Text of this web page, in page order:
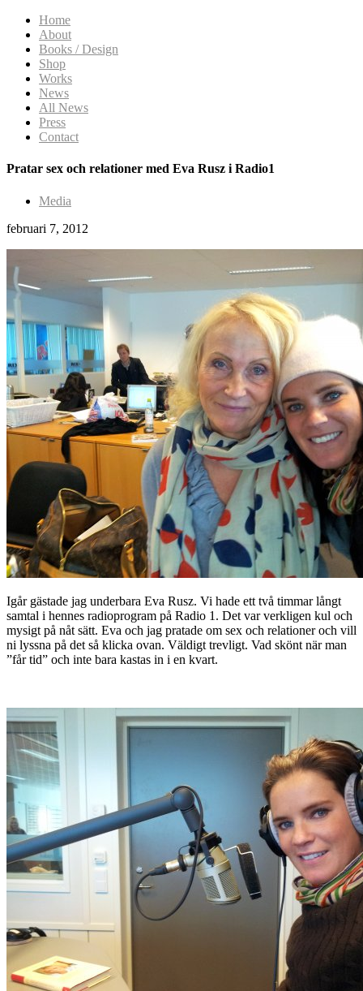
Home
About
Books / Design
Shop
Works
News
All News
Press
Contact
Pratar sex och relationer med Eva Rusz i Radio1
Media
februari 7, 2012
Igår gästade jag underbara Eva Rusz. Vi hade ett två timmar långt
samtal i hennes radioprogram på Radio 1. Det var verkligen kul och
mysigt på nåt sätt. Eva och jag pratade om sex och relationer och vill
ni lyssna på det så klicka ovan. Väldigt trevligt. Vad skönt när man
”får tid” och inte bara kastas in i en kvart.